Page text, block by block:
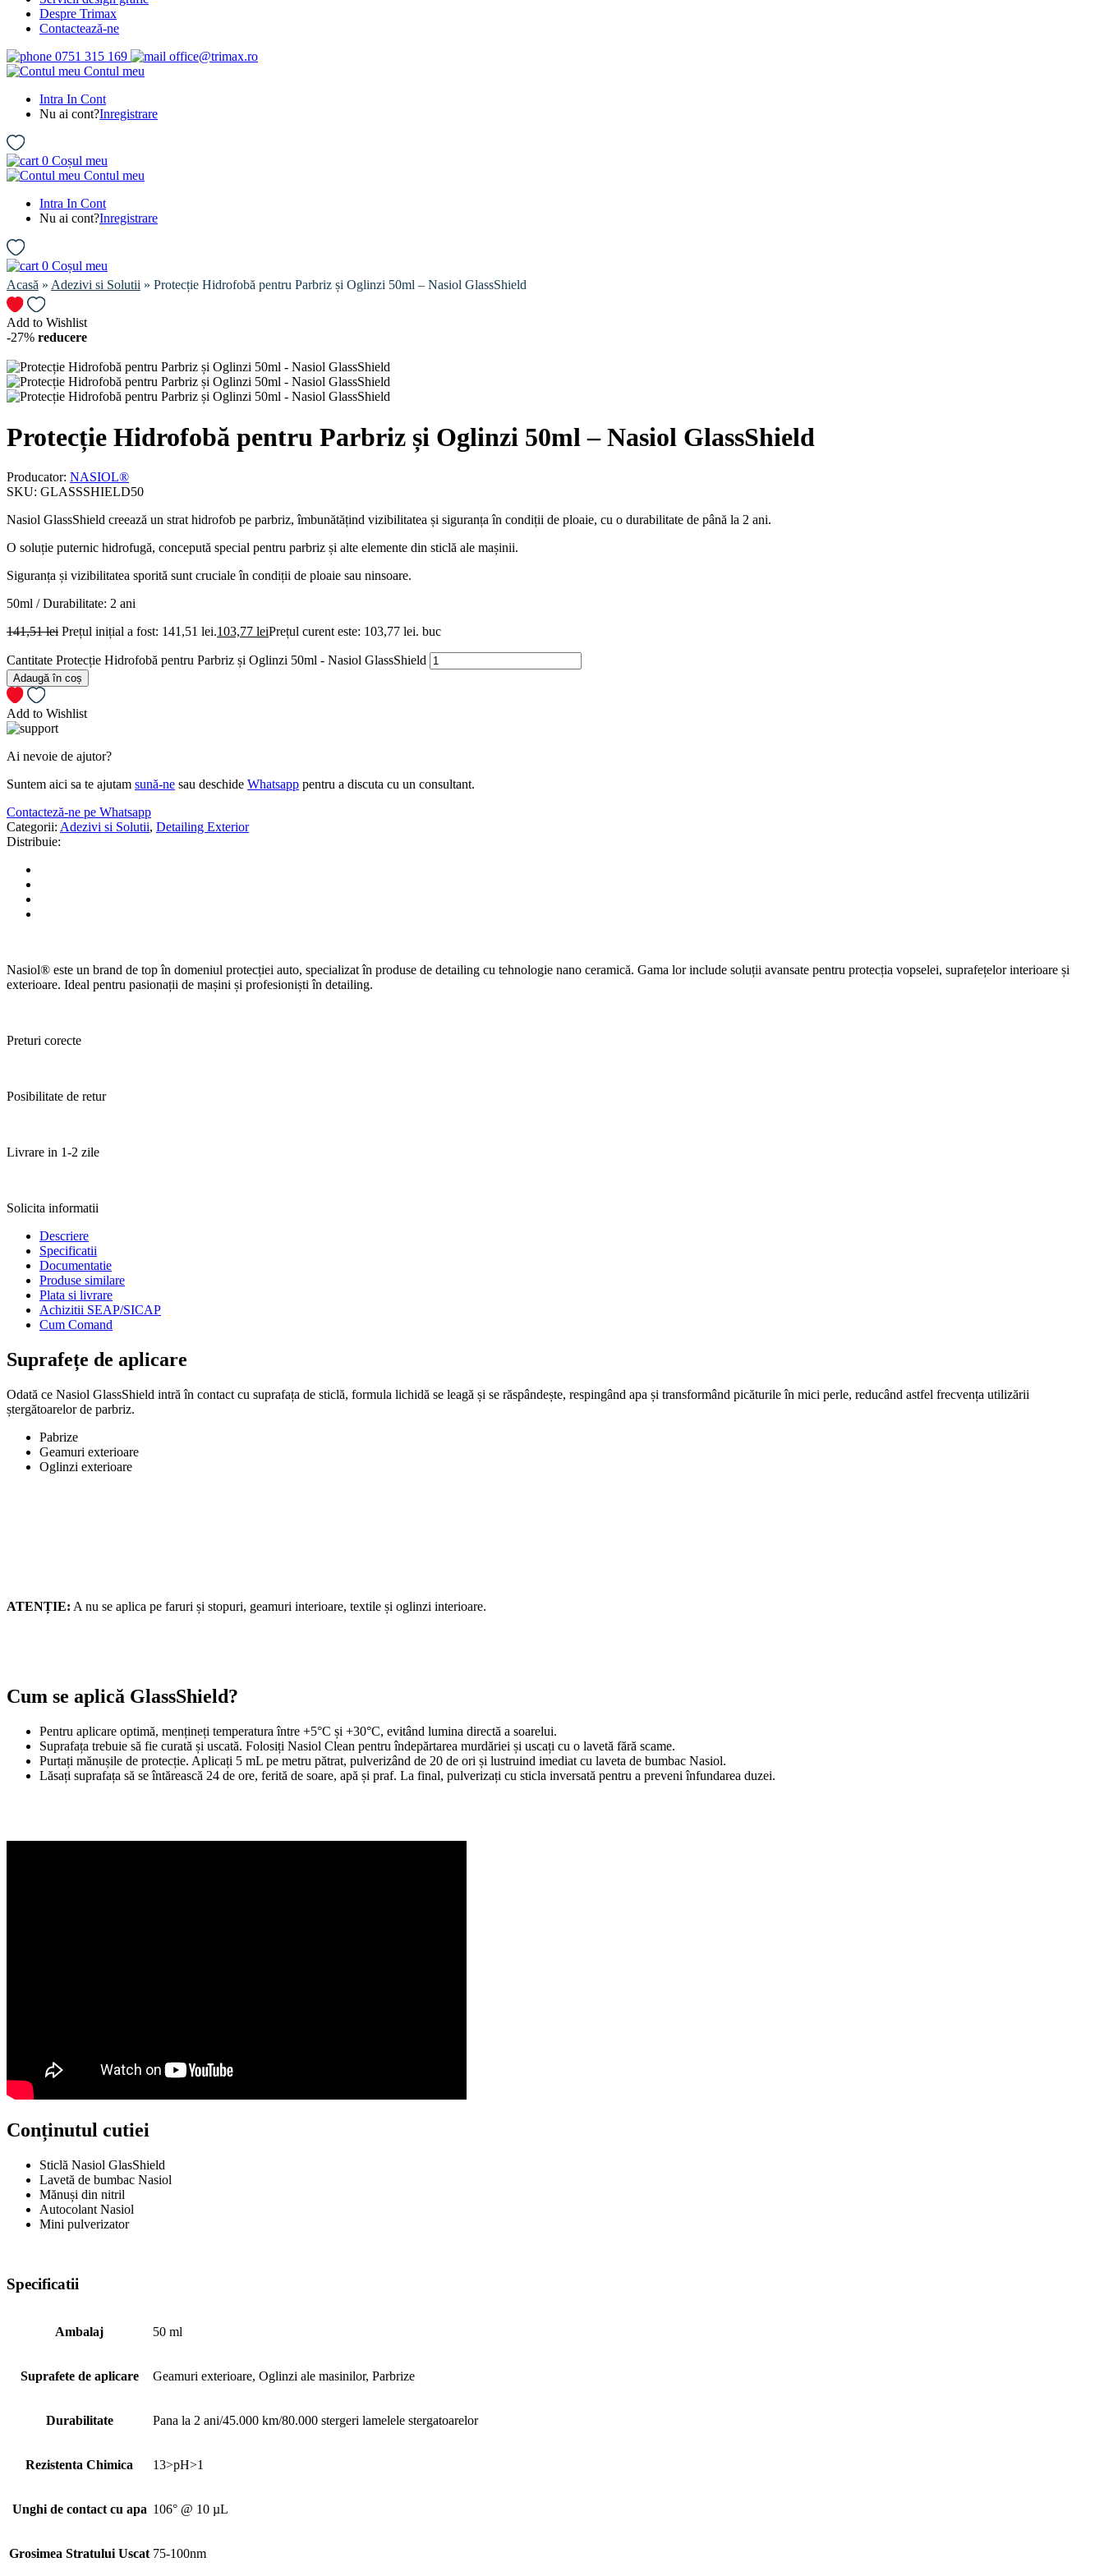
Despre Trimax
Contactează-ne
0751 315 169
office@trimax.ro
Contul meu
Intra In Cont
Nu ai cont?Inregistrare
0 Coșul meu
Contul meu
Intra In Cont
Nu ai cont?Inregistrare
0 Coșul meu
Acasă » Adezivi si Solutii » Protecție Hidrofobă pentru Parbriz și Oglinzi 50ml – Nasiol GlassShield
Add to Wishlist
-27% reducere
Protecție Hidrofobă pentru Parbriz și Oglinzi 50ml – Nasiol GlassShield
Producator: NASIOL®
SKU: GLASSSHIELD50
Nasiol GlassShield creează un strat hidrofob pe parbriz, îmbunătățind vizibilitatea și siguranța în condiții de ploaie, cu o durabilitate de până la 2 ani.
O soluție puternic hidrofugă, concepută special pentru parbriz și alte elemente din sticlă ale mașinii.
Siguranța și vizibilitatea sporită sunt cruciale în condiții de ploaie sau ninsoare.
50ml / Durabilitate: 2 ani
141,51lei Prețul inițial a fost: 141,51 lei.103,77 leiPrețul curent este: 103,77 lei. buc
Cantitate Protecție Hidrofobă pentru Parbriz și Oglinzi 50ml - Nasiol GlassShield
Adaugă în coș
Add to Wishlist
Ai nevoie de ajutor?
Suntem aici sa te ajutam sună-ne sau deschide Whatsapp pentru a discuta cu un consultant.
Contacteză-ne pe Whatsapp
Categorii: Adezivi si Solutii, Detailing Exterior
Distribuie:
Nasiol® este un brand de top în domeniul protecției auto, specializat în produse de detailing cu tehnologie nano ceramică. Gama lor include soluții avansate pentru protecția vopselei, suprafețelor interioare și
exterioare. Ideal pentru pasionații de mașini și profesioniști în detailing.
Preturi corecte
Posibilitate de retur
Livrare in 1-2 zile
Solicita informatii
Descriere
Specificatii
Documentatie
Produse similare
Plata si livrare
Achizitii SEAP/SICAP
Cum Comand
Suprafețe de aplicare
Odată ce Nasiol GlassShield intră în contact cu suprafața de sticlă, formula lichidă se leagă și se răspândește, respingând apa și transformând picăturile în mici perle, reducând astfel frecvența utilizării
ștergătoarelor de parbriz.
Pabrize
Geamuri exterioare
Oglinzi exterioare
ATENȚIE: A nu se aplica pe faruri și stopuri, geamuri interioare, textile și oglinzi interioare.
Cum se aplică GlassShield?
Pentru aplicare optimă, mențineți temperatura între +5°C și +30°C, evitând lumina directă a soarelui.
Suprafața trebuie să fie curată și uscată. Folosiți Nasiol Clean pentru îndepărtarea murdăriei și uscați cu o lavetă fără scame.
Purtați mănușile de protecție. Aplicați 5 mL pe metru pătrat, pulverizând de 20 de ori și lustruind imediat cu laveta de bumbac Nasiol.
Lăsați suprafața să se întărească 24 de ore, ferită de soare, apă și praf. La final, pulverizați cu sticla inversată pentru a preveni înfundarea duzei.
Conținutul cutiei
Sticlă Nasiol GlasShield
Lavetă de bumbac Nasiol
Mănuși din nitril
Autocolant Nasiol
Mini pulverizator
Specificatii
Ambalaj 50 ml
Suprafete de aplicare Geamuri exterioare, Oglinzi ale masinilor, Parbrize
Durabilitate Pana la 2 ani/45.000 km/80.000 stergeri lamelele stergatoarelor
Rezistenta Chimica 13>pH>1
Unghi de contact cu apa 106° @ 10 µL
Grosimea Stratului Uscat 75-100nm